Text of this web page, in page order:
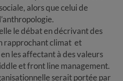
alors que celui de
le débat en décrivant des
rapprochant climat et
les affectant à des valeurs
et front line management.
serait portée par